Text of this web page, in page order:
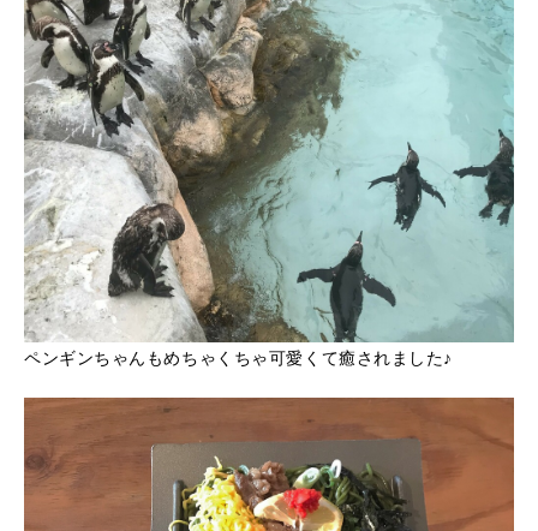
ペンギンちゃんもめちゃくちゃ可愛くて癒されました♪